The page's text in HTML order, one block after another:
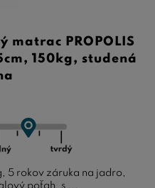
matrac PROPOLIS
150kg, studená
5 rokov záruka na jadro,
poťah, s ...